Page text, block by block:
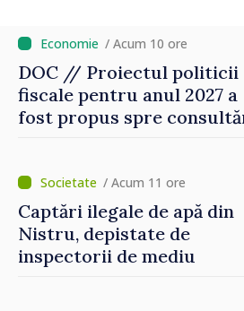
/ Acum 10 ore
DOC // Proiectul politicii
fiscale pentru anul 2027 a
fost propus spre
/ Acum 11 ore
Captări ilegale de apă din
Nistru, depistate de
inspectorii de mediu